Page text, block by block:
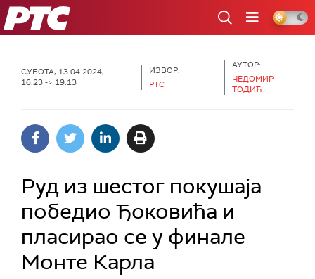
РТС
СУБОТА, 13.04.2024,
16:23 -> 19:13
ИЗВОР:
РТС
АУТОР:
ЧЕДОМИР
ТОДИЋ
Руд из шестог покушаја
победио Ђоковића и
пласирао се у финале
Монте Карла